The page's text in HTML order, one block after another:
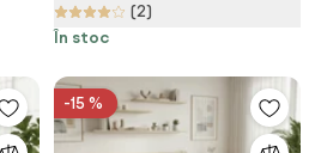
(2)
În stoc
-15 %